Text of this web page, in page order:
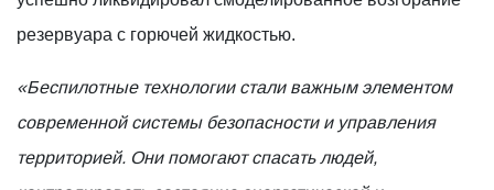
резервуара с горючей жидкостью.
«Беспилотные технологии стали важным элементом
современной системы безопасности и управления
территорией. Они помогают спасать людей,